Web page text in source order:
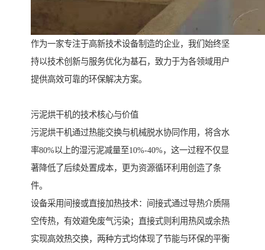
作为一家专注于高新技术设备制造的企业，我们始终坚
持以技术创新与服务优化为基石，致力于为各领域用户
提供高效可靠的环保解决方案。
污泥烘干机的技术核心与价值
污泥烘干机通过热能交换与机械脱水协同作用，将含水
率80%以上的湿污泥减量至10%-40%，这一过程不仅显
著降低了后续处置成本，更为资源循环利用创造了条
件。
设备采用间接或直接加热技术：间接式通过导热介质隔
空传热，有效避免废气污染；直接式则利用热风或余热
实现高效热交换，两种方式均体现了节能与环保的平衡